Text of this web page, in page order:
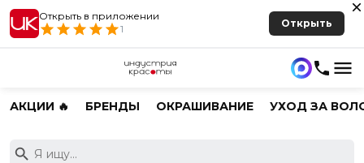
Открыть в приложении
1
Открыть
АКЦИИ 🔥 БРЕНДЫ ОКРАШИВАНИЕ УХОД ЗА